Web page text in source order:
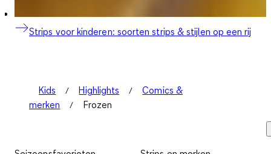
Strips voor kinderen: soorten strips & stijlen op een rij
Kids Highlights
Comics &
merken
Frozen